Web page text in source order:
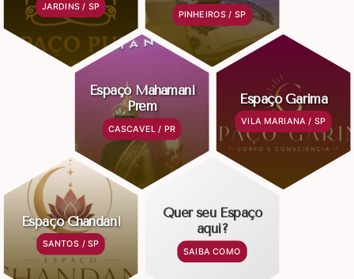
JARDINS / SP
PINHEIROS / SP
Espaço Mahamani
Prem
CASCAVEL / PR
Espaço Garima
VILA MARIANA / SP
Espaço Chandani
SANTOS / SP
Quer seu Espaço
aqui?
SAIBA COMO